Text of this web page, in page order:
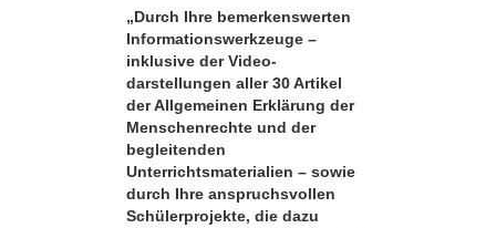
„Durch Ihre bemerkens­werten
Informationswerkzeuge –
inklusive der Video­
darstellungen aller 30 Artikel
der Allgemeinen Erklärung der
Menschenrechte und der
begleitenden
Unterrichtsmaterialien – sowie
durch Ihre anspruchsvollen
Schülerprojekte, die dazu